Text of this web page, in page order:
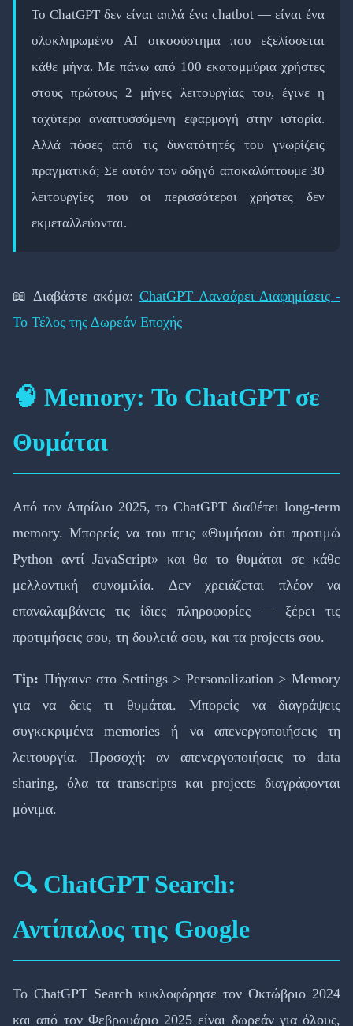
Το ChatGPT δεν είναι απλά ένα chatbot — είναι ένα
ολοκληρωμένο AI οικοσύστημα που εξελίσσεται
κάθε μήνα. Με πάνω από 100 εκατομμύρια χρήστες
στους πρώτους 2 μήνες λειτουργίας του, έγινε η
ταχύτερα αναπτυσσόμενη εφαρμογή στην ιστορία.
Αλλά πόσες από τις δυνατότητές του γνωρίζεις
πραγματικά; Σε αυτόν τον οδηγό αποκαλύπτουμε 30
λειτουργίες που οι περισσότεροι χρήστες δεν
εκμεταλλεύονται.
📖 Διαβάστε ακόμα: ChatGPT Λανσάρει Διαφημίσεις -
Το Τέλος της Δωρεάν Εποχής
🧠 Memory: Το ChatGPT σε
Θυμάται
Από τον Απρίλιο 2025, το ChatGPT διαθέτει long-term
memory. Μπορείς να του πεις «Θυμήσου ότι προτιμώ
Python αντί JavaScript» και θα το θυμάται σε κάθε
μελλοντική συνομιλία. Δεν χρειάζεται πλέον να
επαναλαμβάνεις τις ίδιες πληροφορίες — ξέρει τις
προτιμήσεις σου, τη δουλειά σου, και τα projects σου.
Tip: Πήγαινε στο Settings > Personalization > Memory
για να δεις τι θυμάται. Μπορείς να διαγράψεις
συγκεκριμένα memories ή να απενεργοποιήσεις τη
λειτουργία. Προσοχή: αν απενεργοποιήσεις το data
sharing, όλα τα transcripts και projects διαγράφονται
μόνιμα.
🔍 ChatGPT Search:
Αντίπαλος της Google
Το ChatGPT Search κυκλοφόρησε τον Οκτώβριο 2024
και από τον Φεβρουάριο 2025 είναι δωρεάν για όλους,